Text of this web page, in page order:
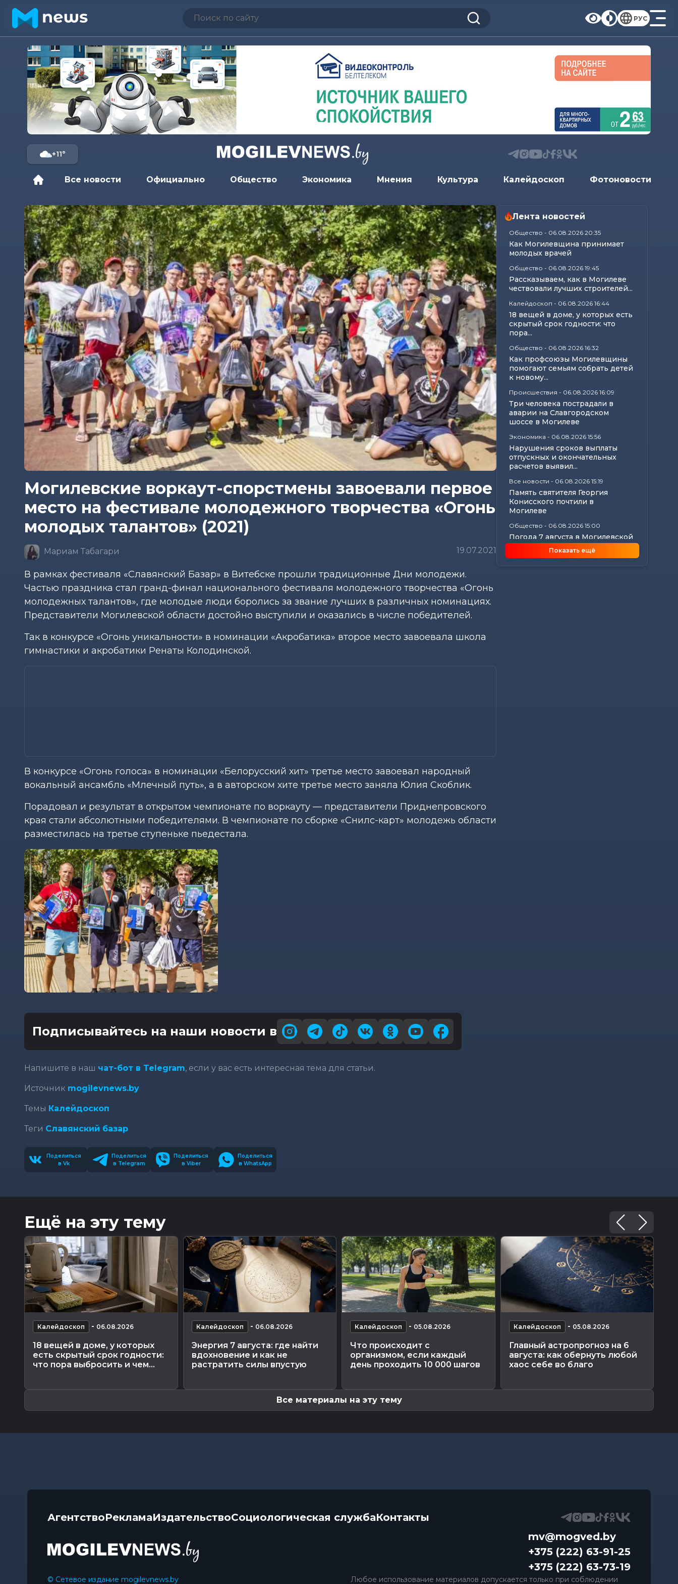
РУС
+11°
Все новости Официально Общество Экономика Мнения Культура Калейдоскоп Фотоновости
Могилевские воркаут-спорстмены завоевали первое
место на фестивале молодежного творчества «Огонь
молодых талантов» (2021)
Мариам Табагари 19.07.2021
В рамках фестиваля «Славянский Базар» в Витебске прошли традиционные Дни молодежи.
Частью праздника стал гранд-финал национального фестиваля молодежного творчества «Огонь
молодежных талантов», где молодые люди боролись за звание лучших в различных номинациях.
Представители Могилевской области достойно выступили и оказались в числе победителей.
Так в конкурсе «Огонь уникальности» в номинации «Акробатика» второе место завоевала школа
гимнастики и акробатики Ренаты Колодинской.
В конкурсе «Огонь голоса» в номинации «Белорусский хит» третье место завоевал народный
вокальный ансамбль «Млечный путь», а в авторском хите третье место заняла Юлия Скоблик.
Порадовал и результат в открытом чемпионате по воркауту — представители Приднепровского
края стали абсолютными победителями. В чемпионате по сборке «Снилс-карт» молодежь области
разместилась на третье ступеньке пьедестала.
Подписывайтесь на наши новости в
Напишите в наш чат-бот в Telegram, если у вас есть интересная тема для статьи.
Источник mogilevnews.by
Темы Калейдоскоп
Теги Славянский базар
Поделиться
в Vk
Поделиться
в Telegram
Поделиться
в Viber
Поделиться
в WhatsApp
Лента новостей
Общество - 06.08.2026 20:35
Как Могилевщина принимает
молодых врачей
Общество - 06.08.2026 19:45
Рассказываем, как в Могилеве
чествовали лучших строителей...
Калейдоскоп - 06.08.2026 16:44
18 вещей в доме, у которых есть
скрытый срок годности: что
пора...
Общество - 06.08.2026 16:32
Как профсоюзы Могилевщины
помогают семьям собрать детей
к новому...
Происшествия - 06.08.2026 16:09
Три человека пострадали в
аварии на Славгородском
шоссе в Могилеве
Экономика - 06.08.2026 15:56
Нарушения сроков выплаты
отпускных и окончательных
расчетов выявил...
Все новости - 06.08.2026 15:19
Память святителя Георгия
Конисского почтили в
Могилеве
Общество - 06.08.2026 15:00
Погода 7 августа в Могилевской
области: ливни, град,
шквалистый...
Показать ещё
Ещё на эту тему
Калейдоскоп - 06.08.2026
18 вещей в доме, у которых
есть скрытый срок годности:
что пора выбросить и чем...
Калейдоскоп - 06.08.2026
Энергия 7 августа: где найти
вдохновение и как не
растратить силы впустую
Калейдоскоп - 05.08.2026
Что происходит с
организмом, если каждый
день проходить 10 000 шагов
Калейдоскоп - 05.08.2026
Главный астропрогноз на 6
августа: как обернуть любой
хаос себе во благо
Все материалы на эту тему
АгентствоРекламаИздательствоСоциологическая службаКонтакты
mv@mogved.by
+375 (222) 63-91-25
+375 (222) 63-73-19
© Сетевое издание mogilevnews.by Любое использование материалов допускается только при соблюдении